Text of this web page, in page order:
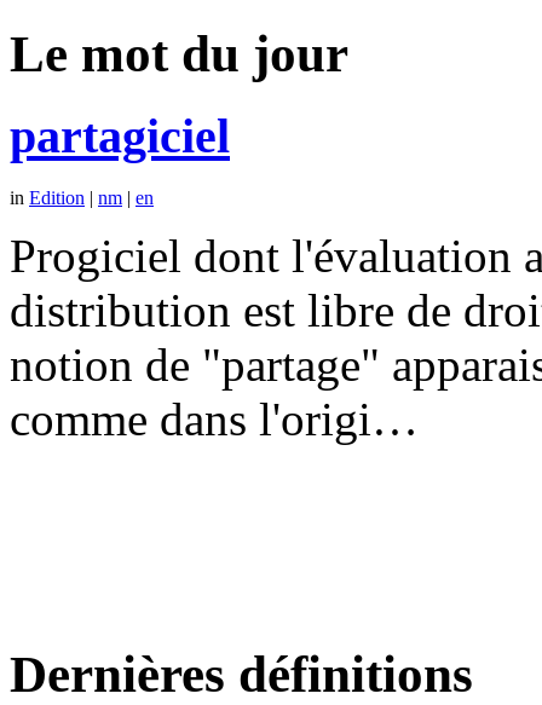
Le mot du jour
partagiciel
in Edition | nm | en
Progiciel dont l'évaluation
distribution est libre de
notion de "partage"
comme dans l'origi…
Dernières définitions